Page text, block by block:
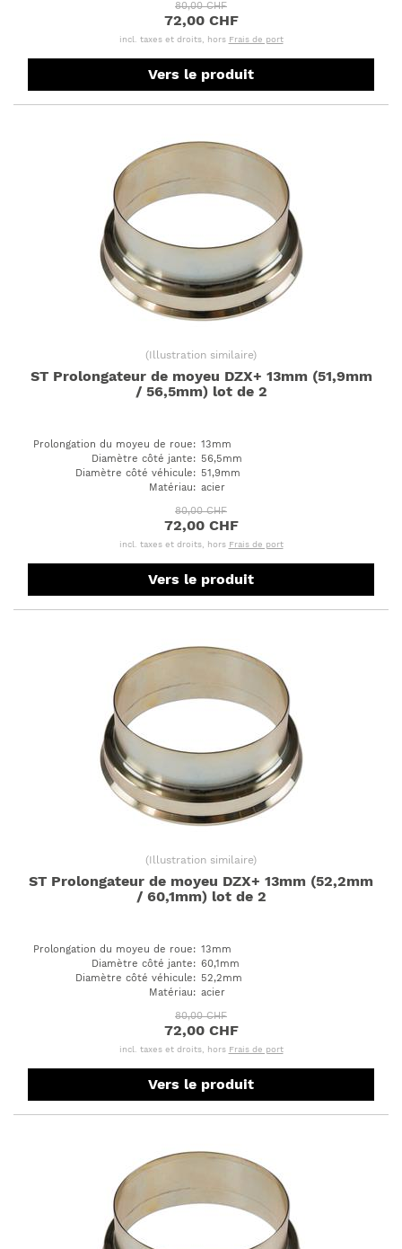
80,00 CHF
72,00 CHF
incl. taxes et droits, hors Frais de port
Vers le produit
(Illustration similaire)
ST Prolongateur de moyeu DZX+ 13mm (51,9mm
/ 56,5mm) lot de 2
Prolongation du moyeu de roue: 13mm
Diamètre côté jante: 56,5mm
Diamètre côté véhicule: 51,9mm
Matériau: acier
80,00 CHF
72,00 CHF
incl. taxes et droits, hors Frais de port
Vers le produit
(Illustration similaire)
ST Prolongateur de moyeu DZX+ 13mm (52,2mm
/ 60,1mm) lot de 2
Prolongation du moyeu de roue: 13mm
Diamètre côté jante: 60,1mm
Diamètre côté véhicule: 52,2mm
Matériau: acier
80,00 CHF
72,00 CHF
incl. taxes et droits, hors Frais de port
Vers le produit